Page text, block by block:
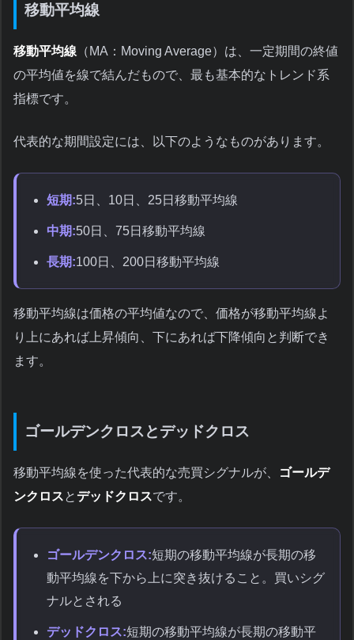
移動平均線
移動平均線 （MA：Moving Average）は、一定期間の終値
の平均値を線で結んだもので、最も基本的なトレンド系
指標です。
代表的な期間設定には、以下のようなものがあります。
短期:5日、10日、25日移動平均線
中期:50日、75日移動平均線
長期:100日、200日移動平均線
移動平均線は価格の平均値なので、価格が移動平均線よ
り上にあれば上昇傾向、下にあれば下降傾向と判断でき
ます。
ゴールデンクロスとデッドクロス
移動平均線を使った代表的な売買シグナルが、
ゴールデ
ンクロスと デッドクロスです。
ゴールデンクロス:短期の移動平均線が長期の移
動平均線を下から上に突き抜けること。買いシグ
ナルとされる
デッドクロス:短期の移動平均線が長期の移動平